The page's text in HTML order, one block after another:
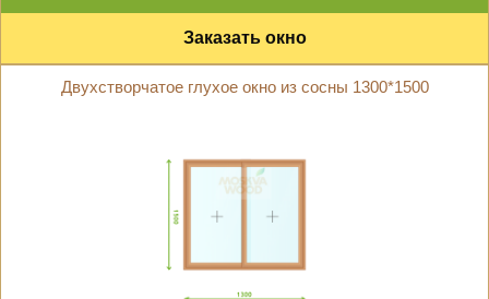
Заказать окно
Двухстворчатое глухое окно из сосны 1300*1500